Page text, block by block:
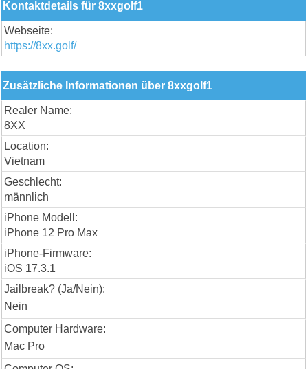
Kontaktdetails für 8xxgolf1
Webseite:
https://8xx.golf/
Zusätzliche Informationen über 8xxgolf1
Realer Name:
8XX
Location:
Vietnam
Geschlecht:
männlich
iPhone Modell:
iPhone 12 Pro Max
iPhone-Firmware:
iOS 17.3.1
Jailbreak? (Ja/Nein):
Nein
Computer Hardware:
Mac Pro